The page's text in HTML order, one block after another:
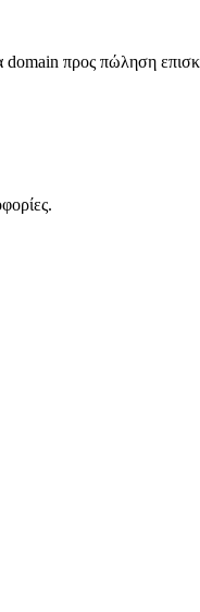
domain προς πώληση